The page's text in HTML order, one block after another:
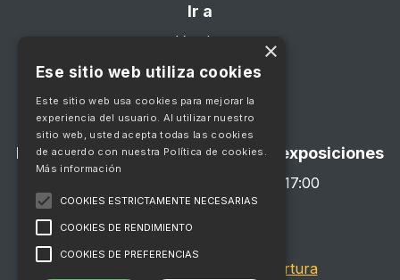
Ir a
Vender
Sobre nosotros
Servicios
Contacte con
Horario de apertura de la sala de exposiciones
De lunes a viernes, de 8:00 a 17:00
Ver todos los horarios de apertura
×
Ese sitio web utiliza cookies
Este sitio web usa cookies para mejorar la
experiencia del usuario. Al utilizar nuestro
sitio web, usted acepta todas las cookies
de acuerdo con nuestra Política de cookies.
Más información
COOKIES ESTRICTAMENTE NECESARIAS
COOKIES DE RENDIMIENTO
COOKIES DE PREFERENCIAS